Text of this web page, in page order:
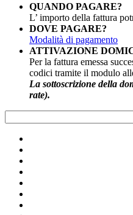
QUANDO PAGARE?
L’ importo della fattura
DOVE PAGARE?
Modalità di pagamento
ATTIVAZIONE
Per la fattura emessa
codici tramite il modulo
La sottoscrizione della
rate).